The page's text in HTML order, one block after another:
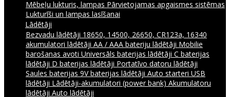
Mēbeļu lukturis, lampas Pārvietojamas apgaismes sistēmas
Lukturīši un lampas lasīšanai
Lādētāji
Bezvadu lādētāji 18650, 14500, 26650, CR123a, 16340
akumulatori lādētāji AA / AAA bateriju lādētāji Mobilie
barošanas avoti Universāls baterijas lādētāji C baterijas
lādētāji D baterijas lādētāji Portatīvo datoru lādētāji
Saules baterijas 9V baterijas lādētāji Auto starteri USB
lādētāji Lādētāji-akumulatori (power bank) Akumulatoru
lādētāji Auto lādētāji